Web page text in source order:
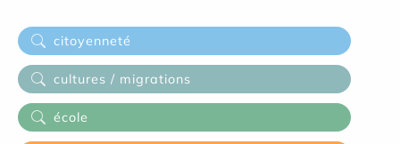
citoyenneté
cultures / migrations
école